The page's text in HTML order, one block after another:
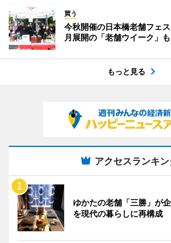
買う
今秋開催の日本橋老舗フェ
月展開の「老舗ウイーク」も
もっと見る
アクセスランキ
ゆかたの老舗「三勝」が
を現代の暮らしに再構成